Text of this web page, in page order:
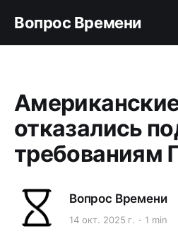
Вопрос Времени
отказались
требованиям
Вопрос Времени
14 окт. 2025 г. 1 min